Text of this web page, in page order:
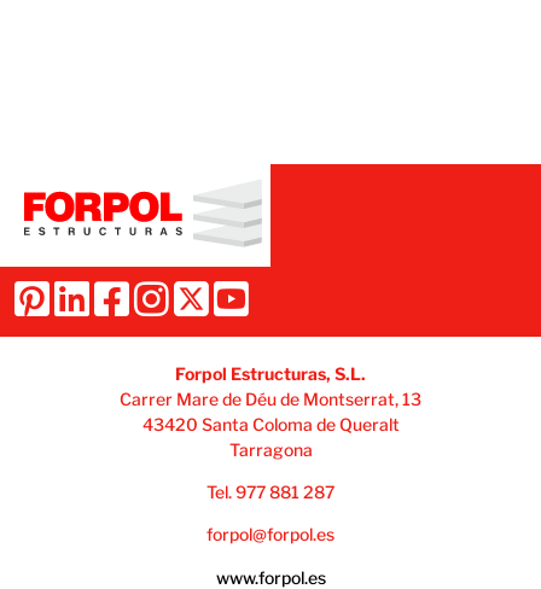
Forpol Estructuras, S.L.
Carrer Mare de Déu de Montserrat, 13
43420 Santa Coloma de Queralt
Tarragona
Tel. 977 881 287
forpol@forpol.es
www.forpol.es